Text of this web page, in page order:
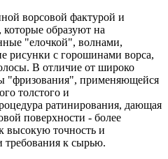
ворсовой фактурой и
образуют на
"елочкой", волнами,
рисунки с горошинами ворса,
В отличие от широко
"фризования", применяющейся
толстого и
ратинирования, дающая
поверхности - более
высокую точность и
к сырью.